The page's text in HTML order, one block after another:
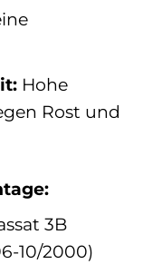
Hohe
Rost und
3B
10/2000)